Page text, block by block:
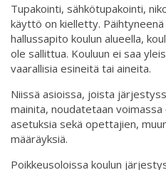
Tupakointi, sähkötupakointi,
käyttö on kielletty.
hallussapito koulun alueella,
ole sallittua. Kouluun ei saa
vaarallisia esineitä tai aineita.
Niissä asioissa, joista
mainita, noudatetaan voimassa
asetuksia sekä opettajien,
määräyksiä.
Poikkeusoloissa koulun